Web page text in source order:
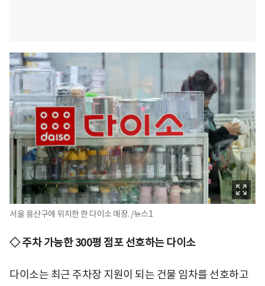
서울 용산구에 위치한 한 다이소 매장. /뉴스1
◇ 주차 가능한 300평 점포 선호하는 다이소
다이소는 최근 주차장 지원이 되는 건물 임차를 선호하고